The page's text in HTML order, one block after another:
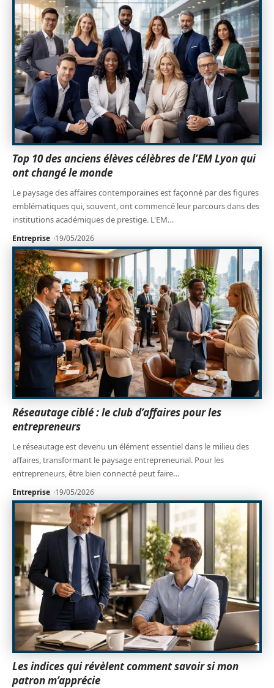
Top 10 des anciens élèves célèbres de l’EM Lyon qui
ont changé le monde
Le paysage des affaires contemporaines est façonné par des figures
emblématiques qui, souvent, ont commencé leur parcours dans des
institutions académiques de prestige. L'EM…
Entreprise 19/05/2026
Réseautage ciblé : le club d’affaires pour les
entrepreneurs
Le réseautage est devenu un élément essentiel dans le milieu des
affaires, transformant le paysage entrepreneurial. Pour les
entrepreneurs, être bien connecté peut faire…
Entreprise 19/05/2026
Les indices qui révèlent comment savoir si mon
patron m’apprécie